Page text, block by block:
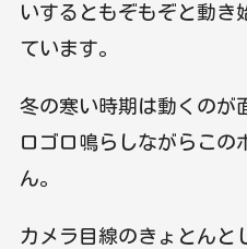
いするともぞもぞと動き
ています。
冬の寒い時期は動くのが
ロゴロ鳴らしながらこの
ん。
カメラ目線のきょとんと